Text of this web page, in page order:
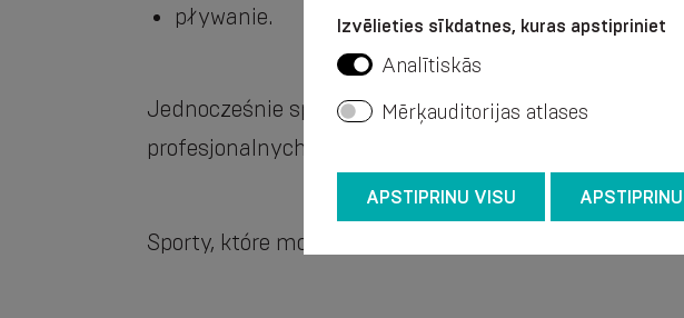
pływanie.
Jednocześnie sport może stać się również
profesjonalnych sportowców lub amatorów z
Sporty, które mogą promować rozwój żylaków:
Izvēlieties sīkdatnes, kuras apstipriniet
Analītiskās
Mērķauditorijas atlases
APSTIPRINU VISU